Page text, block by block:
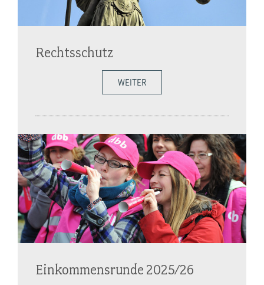
Rechtsschutz
WEITER
Einkommensrunde 2025/26